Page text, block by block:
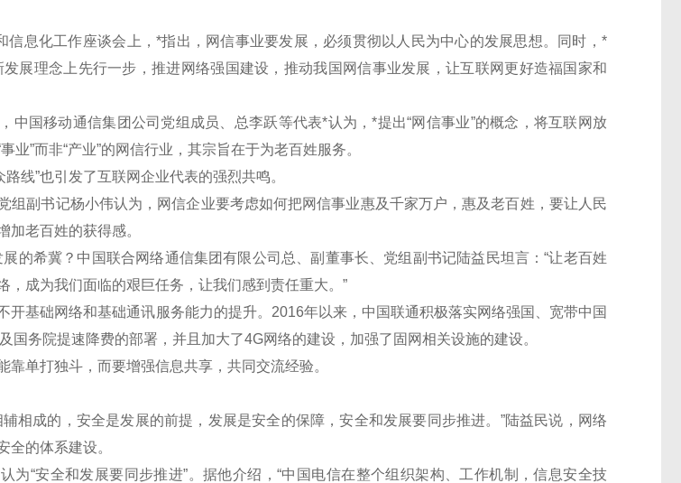
息化工作座谈会上，*指出，网信事业要发展，必须贯彻以人民为中心的发展思想。同时，*
发展理念上先行一步，推进网络强国建设，推动我国网信事业发展，让互联网更好造福国家和
国移动通信集团公司党组成员、总李跃等代表*认为，*提出“网信事业”的概念，将互联网放
业”而非“产业”的网信行业，其宗旨在于为老百姓服务。
”也引发了互联网企业代表的强烈共鸣。
副书记杨小伟认为，网信企业要考虑如何把网信事业惠及千家万户，惠及老百姓，要让人民
加老百姓的获得感。
希冀？中国联合网络通信集团有限公司总、副董事长、党组副书记陆益民坦言：“让老百姓
，成为我们面临的艰巨任务，让我们感到责任重大。”
基础网络和基础通讯服务能力的提升。2016年以来，中国联通积极落实网络强国、宽带中国
国务院提速降费的部署，并且加大了4G网络的建设，加强了固网相关设施的建设。
单打独斗，而要增强信息共享，共同交流经验。
成的，安全是发展的前提，发展是安全的保障，安全和发展要同步推进。”陆益民说，网络
全的体系建设。
“安全和发展要同步推进”。据他介绍，“中国电信在整个组织架构、工作机制，信息安全技